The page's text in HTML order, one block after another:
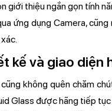
giới thiệu ngắn gọn tính
ứng dụng Camera,
kế và giao diện
không quên chăm
Glass được hãng tiếp